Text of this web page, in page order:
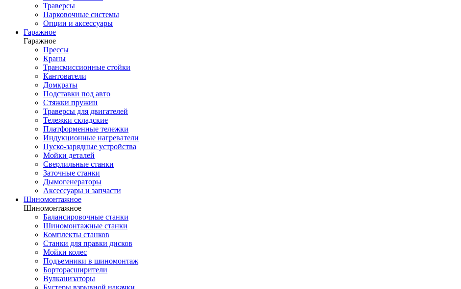
Траверсы
Парковочные системы
Опции и аксессуары
Гаражное
Гаражное
Прессы
Краны
Трансмиссионные стойки
Кантователи
Домкраты
Подставки под авто
Стяжки пружин
Траверсы для двигателей
Тележки складские
Платформенные тележки
Индукционные нагреватели
Пуско-зарядные устройства
Мойки деталей
Сверлильные станки
Заточные станки
Дымогенераторы
Аксессуары и запчасти
Шиномонтажное
Шиномонтажное
Балансировочные станки
Шиномонтажные станки
Комплекты станков
Станки для правки дисков
Мойки колес
Подъемники в шиномонтаж
Борторасширители
Вулканизаторы
Бустеры взрывной накачки